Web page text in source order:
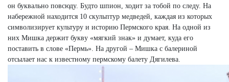
он буквально повсюду. Будто шпион, ходит за тобой по следу. На
набережной находится 10 скульптур медведей, каждая из которых
символизирует культуру и историю Пермского края. На одной из
них Мишка держит букву «мягкий знак» и думает, куда его
поставить в слове «Пермь». На другой – Мишка с балериной
отсылает нас к известному пермскому балету Дягилева.